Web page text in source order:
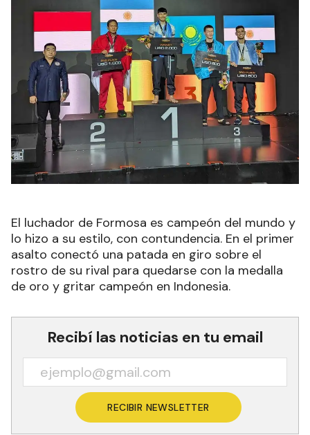
El luchador de Formosa es campeón del mundo y
lo hizo a su estilo, con contundencia. En el primer
asalto conectó una patada en giro sobre el
rostro de su rival para quedarse con la medalla
de oro y gritar campeón en Indonesia.
Recibí las noticias en tu email
RECIBIR NEWSLETTER